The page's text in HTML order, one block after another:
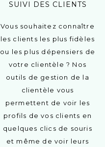
SUIVI DES CLIENTS
Vous souhaitez connaître
les clients les plus fidèles
ou les plus dépensiers de
votre clientèle ? Nos
outils de gestion de la
clientèle vous
permettent de voir les
profils de vos clients en
quelques clics de souris
et même de voir leurs